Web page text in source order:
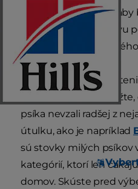
urobil všetko pre to,
nebojí sa preto zmluvu
podpísať, nájdite si
Skôr, ako si pôjdete
chovateľovi, vždy
psíka nevzali radšej z
útulku, ako je napríklad
sú stovky milých psíkov
kategórií, ktorí len
domov. Skúste pred